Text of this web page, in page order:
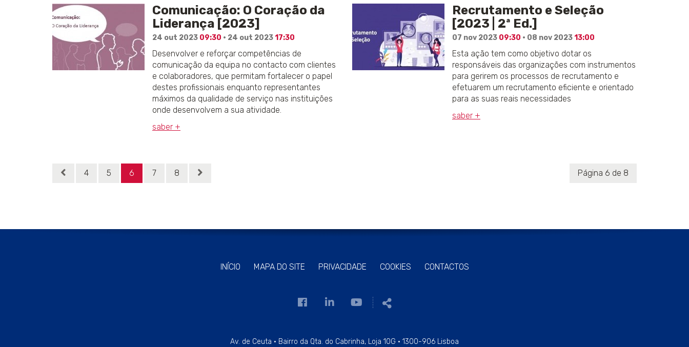
Comunicação: O Coração da
Liderança [2023]
24 out 2023 09:30 · 24 out 202317:30
Desenvolver e reforçar competências de
comunicação da equipa no contacto com clientes
e colaboradores, que permitam fortalecer o papel
destes profissionais enquanto representantes
máximos da qualidade de serviço nas instituições
onde desenvolvem a sua atividade.
saber +
Recrutamento e Seleção
[2023 | 2ª Ed.]
07 nov 2023 09:30 · 08 nov 202313:00
Esta ação tem como objetivo dotar os
responsáveis das organizações com instrumentos
para gerirem os processos de recrutamento e
efetuarem um recrutamento eficiente e orientado
para as suas reais necessidades
saber +
4 5 6 7 8 Página 6 de 8
INÍCIO MAPA DO SITE PRIVACIDADE COOKIES CONTACTOS
Link
página
Link
página
Link
página
Av. de Ceuta · Bairro da Qta. do Cabrinha, Loja 10G · 1300-906 Lisboa